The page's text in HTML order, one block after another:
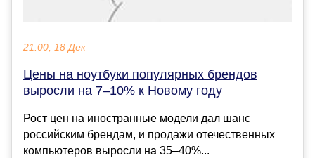
21:00, 18 Дек
Цены на ноутбуки популярных брендов
выросли на 7–10% к Новому году
Рост цен на иностранные модели дал шанс
российским брендам, и продажи отечественных
компьютеров выросли на 35–40%...